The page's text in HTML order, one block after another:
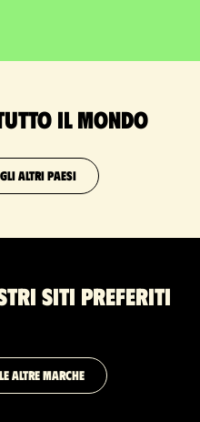
il mondo
ALTRI PAESI
siti preferiti
ALTRE MARCHE